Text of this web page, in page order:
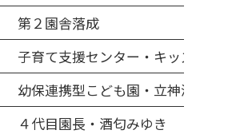
第２園舎落成
子育て支援センター・キッズ開設
幼保連携型こども園・立神海の風
４代目園長・酒匂みゆき